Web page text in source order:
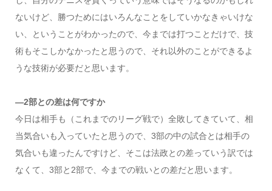
ないけど、勝つためにはいろんなことをしていかなきゃいけな
い、ということがわかったので、今までは打つことだけで、技
術もそこしかなかったと思うので、それ以外のことができるよ
うな技術が必要だと思います。
―2部との差は何ですか
今日は相手も（これまでのリーグ戦で）全敗してきていて、相
当気合いも入っていたと思うので、3部の中の試合とは相手の
気合いも違ったんですけど、そこは法政との差っていう訳では
なくて、3部と2部で、今までの戦いとの差だと思います。